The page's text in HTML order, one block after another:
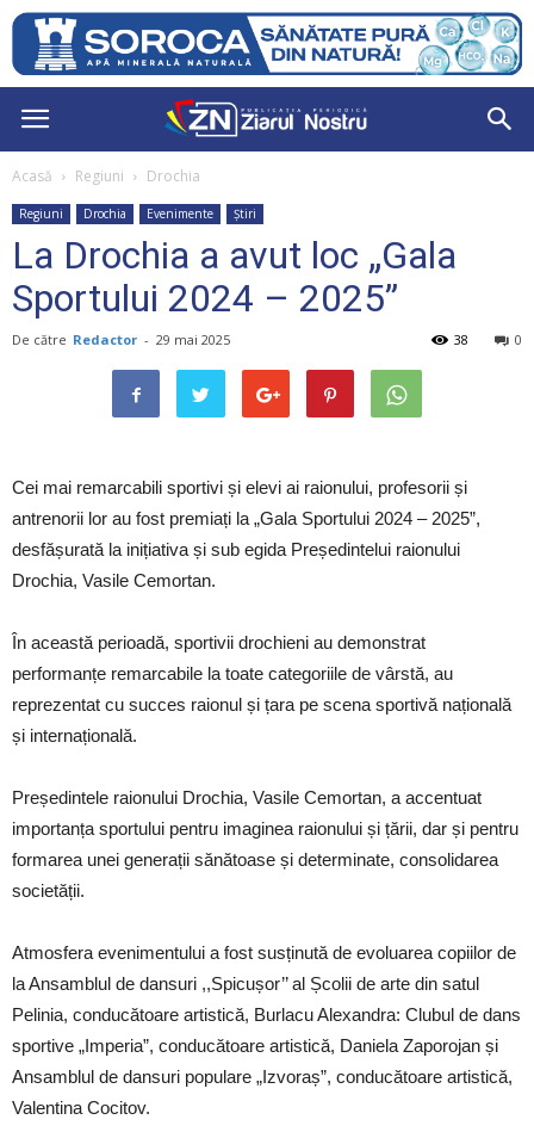
Acasă Regiuni Drochia
Regiuni Drochia Evenimente Știri
La Drochia a avut loc „Gala
Sportului 2024 – 2025”
De către Redactor - 29 mai 2025 0
38
Cei mai remarcabili sportivi și elevi ai raionului, profesorii și
antrenorii lor au fost premiați la „Gala Sportului 2024 – 2025”,
desfășurată la inițiativa și sub egida Președintelui raionului
Drochia, Vasile Cemortan.
În această perioadă, sportivii drochieni au demonstrat
performanțe remarcabile la toate categoriile de vârstă, au
reprezentat cu succes raionul și țara pe scena sportivă națională
și internațională.
Președintele raionului Drochia, Vasile Cemortan, a accentuat
importanța sportului pentru imaginea raionului și țării, dar și pentru
formarea unei generații sănătoase și determinate, consolidarea
societății.
Atmosfera evenimentului a fost susținută de evoluarea copiilor de
la Ansamblul de dansuri ,,Spicușor’’ al Școlii de arte din satul
Pelinia, conducătoare artistică, Burlacu Alexandra: Clubul de dans
sportive „Imperia”, conducătoare artistică, Daniela Zaporojan și
Ansamblul de dansuri populare „Izvoraș”, conducătoare artistică,
Valentina Cocitov.